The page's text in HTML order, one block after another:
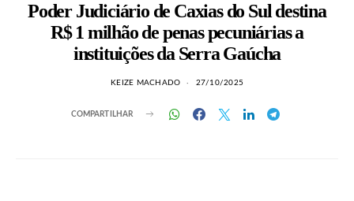
Poder Judiciário de Caxias do Sul destina
R$ 1 milhão de penas pecuniárias a
instituições da Serra Gaúcha
KEIZE MACHADO 27/10/2025
COMPARTILHAR